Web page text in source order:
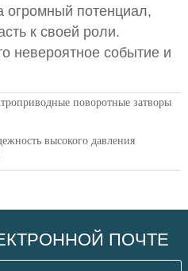
огромный потенциал,
к своей роли.
невероятное событие и
поворотные затворы
высокого давления
ПОЧТЕ